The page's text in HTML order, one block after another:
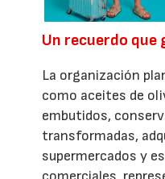
Un recuerdo que
La organización
como aceites de
embutidos,
transformadas,
supermercados y